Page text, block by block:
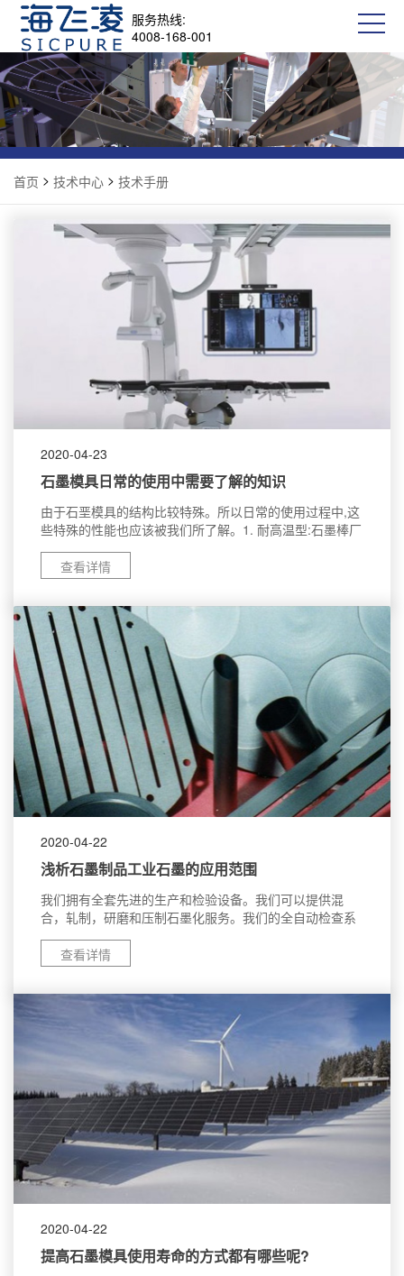
服务热线:
4008-168-001
首页 > 技术中心 > 技术手册
2020-04-23
石墨模具日常的使用中需要了解的知识
由于石垩模具的结构比较特殊。所以日常的使用过程中,这
些特殊的性能也应该被我们所了解。1. 耐高温型:石墨棒厂
家的小编提醒您石墨的熔点为3850+50C ,沸点在4250C，
即使在超高温电弧灼烧,热膨胀系数也很小,石墨强度随温度
提高而加强，在2000C
查看详情
2020-04-22
浅析石墨制品工业石墨的应用范围
我们拥有全套先进的生产和检验设备。我们可以提供混
合，轧制，研磨和压制石墨化服务。我们的全自动检查系
查看详情
2020-04-22
提高石墨模具使用寿命的方式都有哪些呢?